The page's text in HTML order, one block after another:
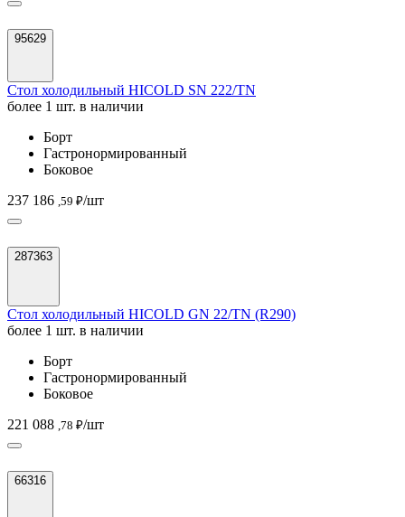
95629
Стол холодильный HICOLD SN 222/TN
более 1 шт. в наличии
Борт
Гастронормированный
Боковое
237 186 ,59 ₽/шт
287363
Стол холодильный HICOLD GN 22/TN (R290)
более 1 шт. в наличии
Борт
Гастронормированный
Боковое
221 088 ,78 ₽/шт
66316